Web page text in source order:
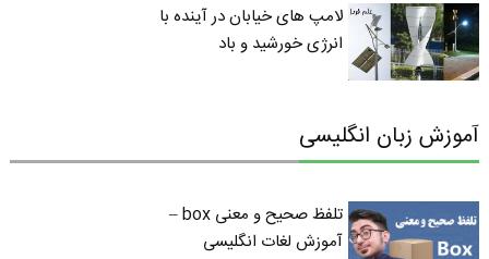
لامپ های خیابان در آینده با
انرژی خورشید و باد
آموزش زبان انگلیسی
تلفظ صحیح و معنی box –
آموزش لغات انگلیسی